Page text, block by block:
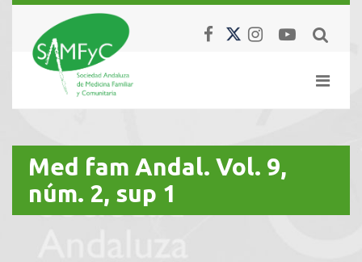
Med fam Andal. Vol. 9,
núm. 2, sup 1